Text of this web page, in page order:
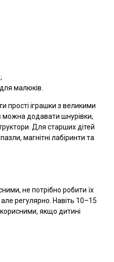
малюків.
прості іграшки з великими
можна додавати шнурівки,
Для старших дітей
магнітні лабіринти та
не потрібно робити їх
регулярно. Навіть 10–15
якщо дитині